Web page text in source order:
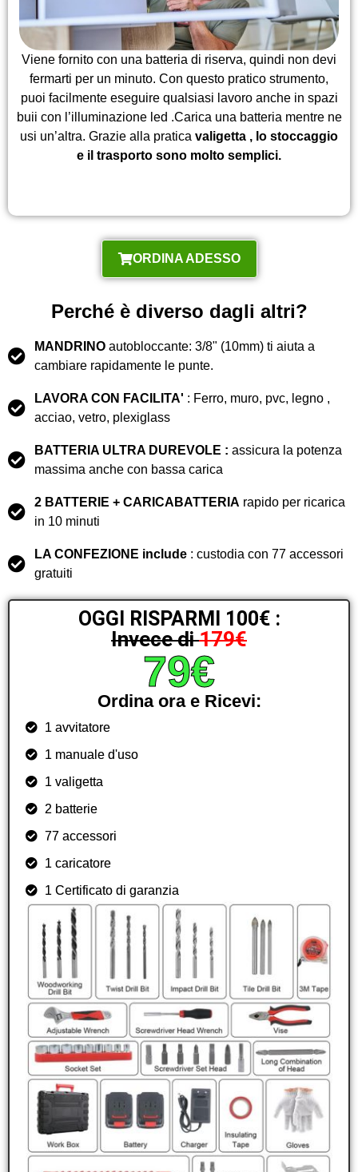
Viene fornito con una batteria di riserva, quindi non devi
fermarti per un minuto. Con questo pratico strumento,
puoi facilmente eseguire qualsiasi lavoro anche in spazi
buii con l’illuminazione led .Carica una batteria mentre ne
usi un’altra. Grazie alla pratica valigetta , lo stoccaggio
e il trasporto sono molto semplici.
ORDINA ADESSO
Perché è diverso dagli altri?
MANDRINOautobloccante: 3/8" (10mm) ti aiuta a
cambiare rapidamente le punte.
LAVORA CON FACILITA' : Ferro, muro, pvc, legno ,
acciao, vetro, plexiglass
BATTERIA ULTRA DUREVOLE : assicura la potenza
massima anche con bassa carica
2 BATTERIE + CARICABATTERIA rapido per ricarica
in 10 minuti
LA CONFEZIONE include: custodia con 77 accessori
gratuiti
OGGI RISPARMI 100€ :
Invece di179€
79€
Ordina ora e Ricevi:
1 avvitatore
1 manuale d'uso
1 valigetta
2 batterie
77 accessori
1 caricatore
1 Certificato di garanzia